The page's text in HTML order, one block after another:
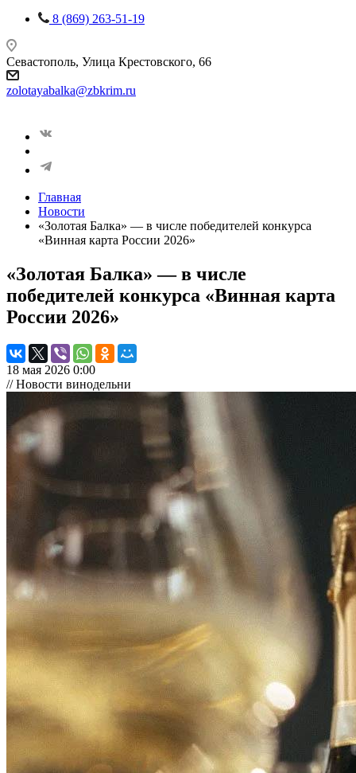
8 (869) 263-51-19
Севастополь, Улица Крестовского, 66
zolotayabalka@zbkrim.ru
Главная
Новости
«Золотая Балка» — в числе победителей конкурса
«Винная карта России 2026»
«Золотая Балка» — в числе
победителей конкурса «Винная карта
России 2026»
18 мая 2026 0:00
// Новости винодельни